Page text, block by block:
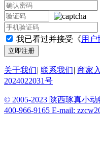
我已看过并接受《用户
关于我们| 联系我们| 商家
2024022031号
© 2005-2023 陕西琢真小
400-966-9165 E-mail: